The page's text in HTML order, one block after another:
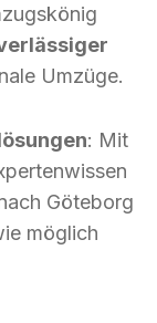
Umzüge.
: Mit
Göteborg
möglich